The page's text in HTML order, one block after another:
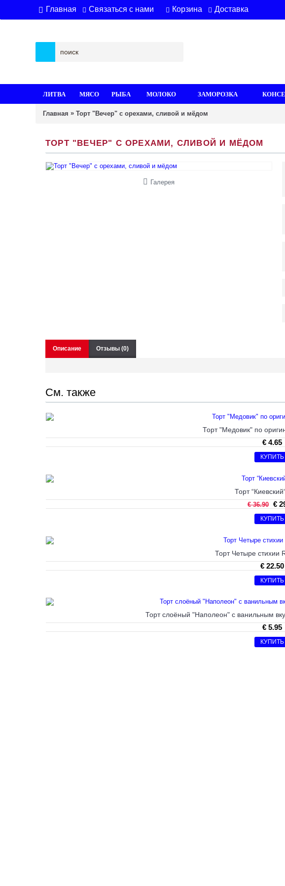
Главная Связаться с нами Корзина Доставка
ЛИТВА МЯСО РЫБА МОЛОКО ЗАМОРОЗКА
Главная » Торт "Вечер" с орехами, сливой и мёдом
ТОРТ "ВЕЧЕР" С ОРЕХАМИ, СЛИВОЙ И МЁДОМ
Галерея
Описание Отзывы (0)
См. также
Торт "Медовик" по
€ 4.65
КУПИТЬ
Торт
€ 36.90 €
КУПИТЬ
Торт Четыре стихии
€ 22.50
КУПИТЬ
Торт слоёный "Наполеон" с ванильным
€ 5.95
КУПИТЬ